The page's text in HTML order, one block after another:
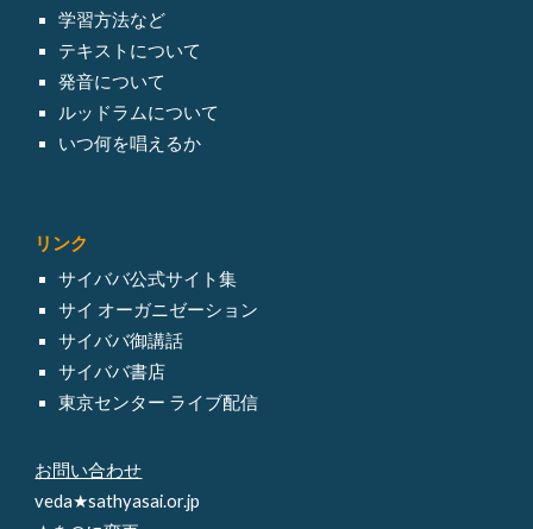
学習方法など
テキスト について
発音について
ルッドラムについて
いつ何を唱えるか
リンク
サイババ公式サイト集
サイ オーガニゼーション
サイババ御講話
サイババ書店
東京センター ライブ配信
お問い合わせ
veda★sathyasai.or.jp